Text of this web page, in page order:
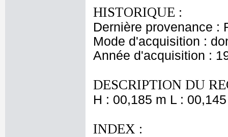
HISTORIQUE :
Dernière provenance :
Mode d'acquisition :
Année d'acquisition :
DESCRIPTION DU
H : 00,185 m L :
INDEX :